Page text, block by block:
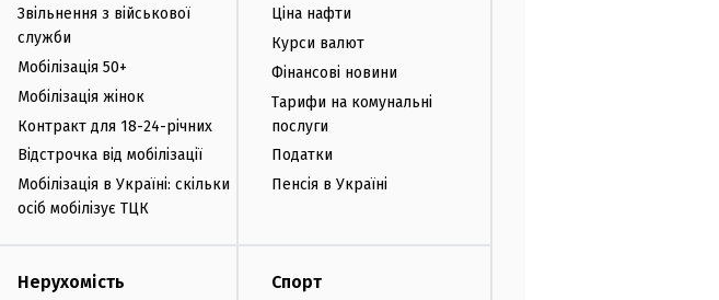
Звільнення з військової
служби
Мобілізація 50+
Мобілізація жінок
Контракт для 18-24-річних
Відстрочка від мобілізації
Мобілізація в Україні: скільки
осіб мобілізує ТЦК
Ціна нафти
Курси валют
Фінансові новини
Тарифи на комунальні
послуги
Податки
Пенсія в Україні
Нерухомість Спорт